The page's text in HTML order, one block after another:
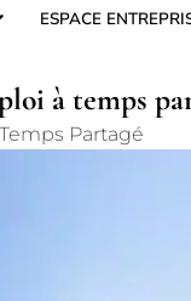
ESPACE
à temps
Partagé